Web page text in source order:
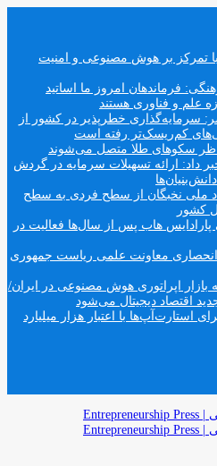
رونمایی پوستر الکامپ ۲۹ با تمرکز بر هوش مصنوعی و امنیت
فرماندهان امروز ما اساتید
علم و فناوری هستند
سرمایه‌گذاری خطرپذیر در کشور از
کم‌ریسک‌تر رفته است
سکوهای طلا متصل می‌شوند
داد: ارائه تسهیلات سرمایه در گردش
ملی نخبگان از سطح فردی به سطح
کشور
هاب پس از سال‌ها فعالیت در
انحصاری معاونت علمی ریاست جمهوری
بازار اپراتوری هوش مصنوعی در ایران/
اقتصاد دیجیتال می‌شود
استارت‌آپ‌ها با اعتبار هزار میلیارد